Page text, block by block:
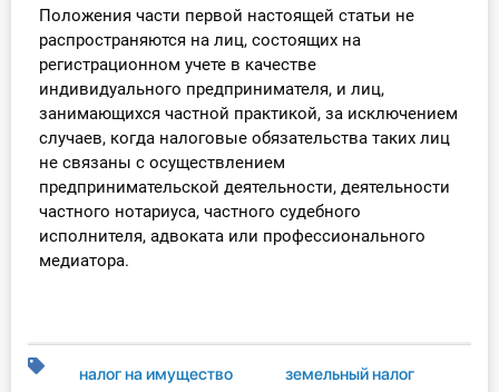
Положения части первой настоящей статьи не
распространяются на лиц, состоящих на
регистрационном учете в качестве
индивидуального предпринимателя, и лиц,
занимающихся частной практикой, за исключением
случаев, когда налоговые обязательства таких лиц
не связаны с осуществлением
предпринимательской деятельности, деятельности
частного нотариуса, частного судебного
исполнителя, адвоката или профессионального
медиатора.
налог на имущество земельный налог